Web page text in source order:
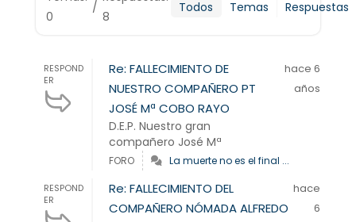
0
/
8
Todos Temas Respuestas
RESPOND
ER
Re: FALLECIMIENTO DE
NUESTRO COMPAÑERO PT
JOSÉ Mª COBO RAYO
D.E.P. Nuestro gran
compañero José Mª
hace 6
años
FORO La muerte no es el final ...
RESPOND
ER
Re: FALLECIMIENTO DEL
COMPAÑERO NÓMADA ALFREDO
hace
6